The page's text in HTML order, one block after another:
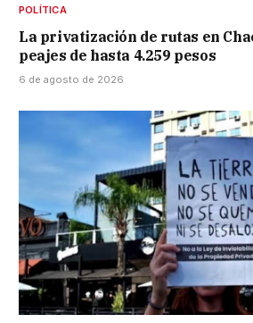
POLÍTICA
La privatización de rutas en
peajes de hasta 4.259 pesos
6 de agosto de 2026